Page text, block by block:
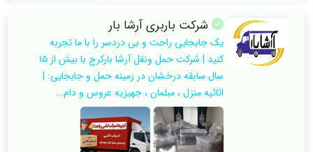
شرکت باربری آرشا بار
یک جابجایی راحت و بی دردسر را با ما تجربه
کنید | شرکت حمل ونقل آرشا بارکرج با بیش از ۱۵
سال سابقه درخشان در زمینه حمل و جابجایی: |
اثاثیه منزل ، مبلمان ، جهیزیه عروس و دام...